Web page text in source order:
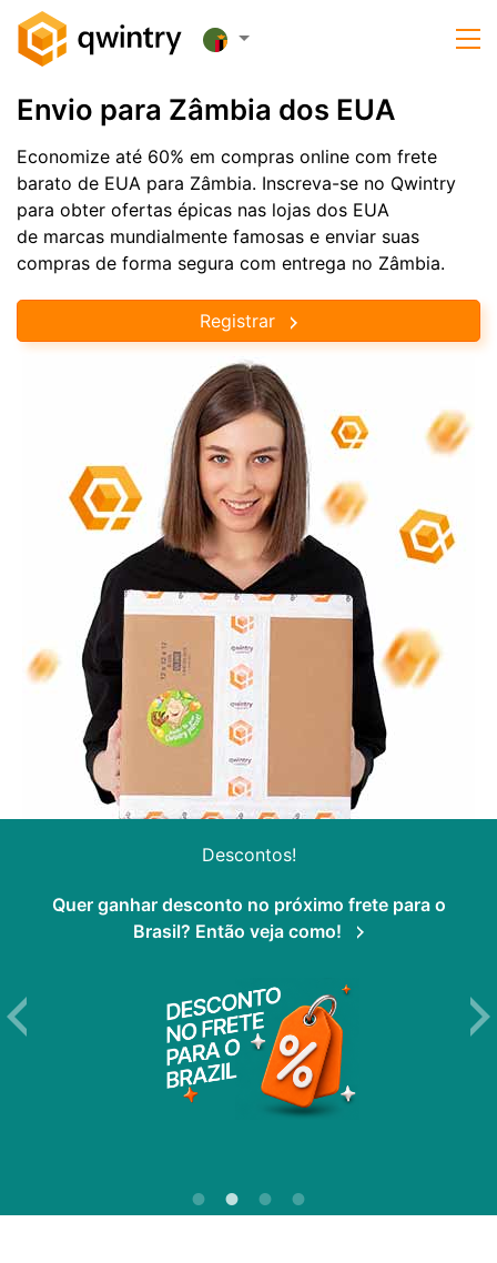
Envio para Zâmbia dos EUA
Economize até 60% em compras online com frete
barato de EUA para Zâmbia. Inscreva-se no Qwintry
para obter ofertas épicas nas lojas dos EUA
de marcas mundialmente famosas e enviar suas
compras de forma segura com entrega no Zâmbia.
Registrar
Descontos!
Quer ganhar desconto no próximo frete para o
Brasil? Então veja como!